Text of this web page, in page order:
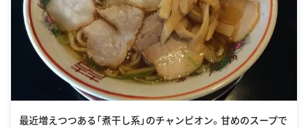
最近増えつつある「煮干し系」のチャンピオン。甘めのスープで